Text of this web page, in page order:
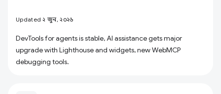
Updated ২ জুন, ২০২৬
DevTools for agents is stable, AI assistance gets major
upgrade with Lighthouse and widgets, new WebMCP
debugging tools.